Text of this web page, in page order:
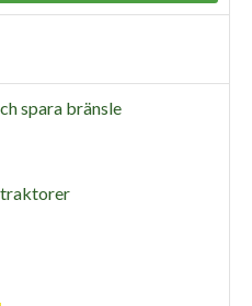
spara bränsle